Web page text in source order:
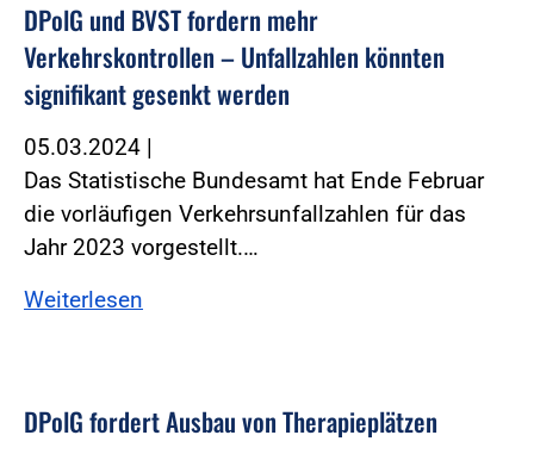
DPolG und BVST fordern mehr
Verkehrskontrollen – Unfallzahlen könnten
signifikant gesenkt werden
05.03.2024 |
Das Statistische Bundesamt hat Ende Februar
die vorläufigen Verkehrsunfallzahlen für das
Jahr 2023 vorgestellt.…
Weiterlesen
DPolG fordert Ausbau von Therapieplätzen